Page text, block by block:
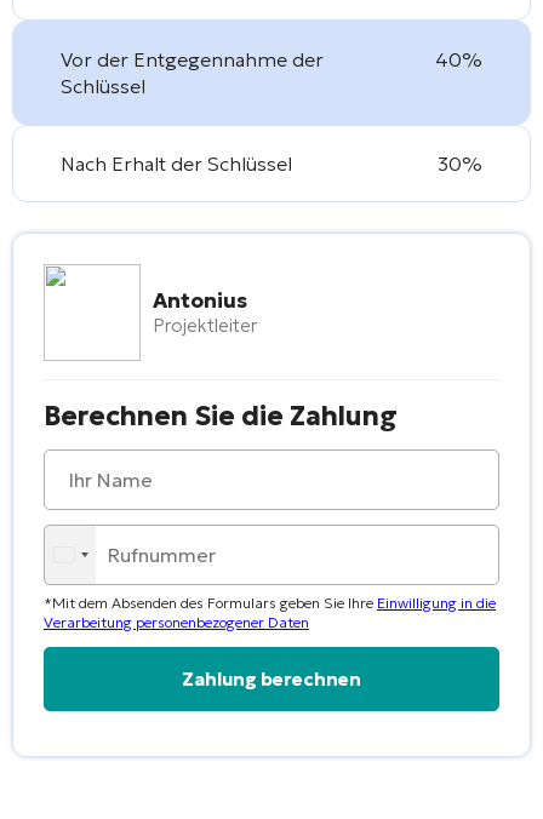
Vor der Entgegennahme der
Schlüssel
40%
Nach Erhalt der Schlüssel 30%
Antonius
Projektleiter
Berechnen Sie die Zahlung
*Mit dem Absenden des Formulars geben Sie Ihre Einwilligung in die
Verarbeitung personenbezogener Daten